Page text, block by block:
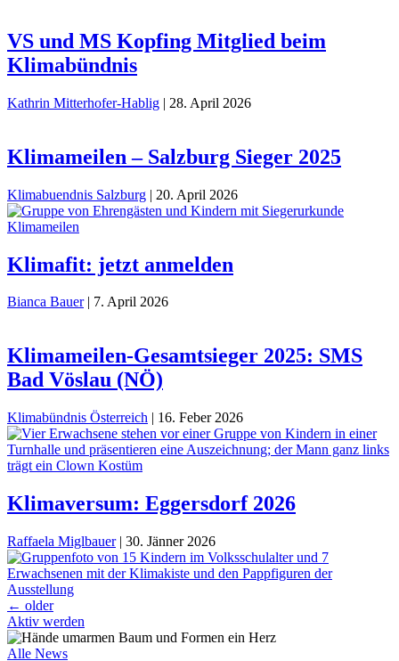
VS und MS Kopfing Mitglied beim
Klimabündnis
Kathrin Mitterhofer-Hablig | 28. April 2026
Klimameilen – Salzburg Sieger 2025
Klimabuendnis Salzburg | 20. April 2026
Klimafit: jetzt anmelden
Bianca Bauer 7. April 2026
Klimameilen-Gesamtsieger 2025: SMS
Bad Vöslau (NÖ)
Klimabündnis Österreich | 16. Feber 2026
Klimaversum: Eggersdorf 2026
Raffaela Miglbauer | 30. Jänner 2026
Beitragsnavigation
← older
Aktiv werden
Alle News